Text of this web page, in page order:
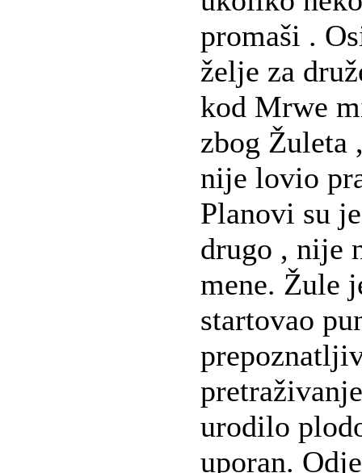
promaši .
želje za
kod Mrwe
zbog Žuleta
nije lovio
Planovi su
drugo , nije
mene. Žule
startovao
urodilo
uporan.